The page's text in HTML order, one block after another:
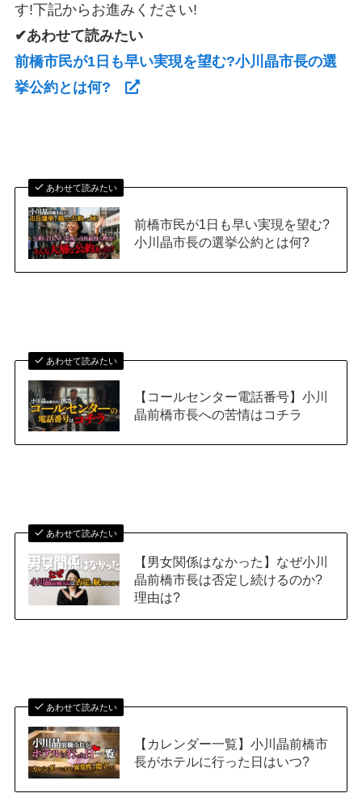
す!下記からお進みください!
✔あわせて読みたい
前橋市民が1日も早い実現を望む?小川晶市長の選
挙公約とは何?
あわせて読みたい
前橋市民が1日も早い実現を望む?
小川晶市長の選挙公約とは何?
あわせて読みたい
【コールセンター電話番号】小川
晶前橋市長への苦情はコチラ
あわせて読みたい
【男女関係はなかった】なぜ小川
晶前橋市長は否定し続けるのか?
理由は?
あわせて読みたい
【カレンダー一覧】小川晶前橋市
長がホテルに行った日はいつ?